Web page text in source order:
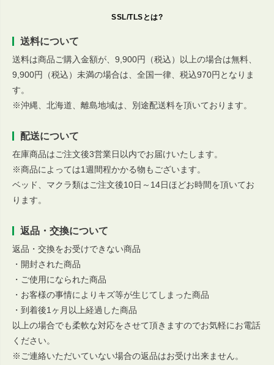
SSL/TLSとは?
送料について
送料は商品ご購入金額が、9,900円（税込）以上の場合は無料、
9,900円（税込）未満の場合は、全国一律、税込970円となりま
す。
※沖縄、北海道、離島地域は、別途配送料を頂いております。
配送について
在庫商品はご注文後3営業日以内でお届けいたします。
※商品によっては1週間程かかる物もございます。
ベッド、マクラ類はご注文後10日～14日ほどお時間を頂いてお
ります。
返品・交換について
返品・交換をお受けできない商品
・開封された商品
・ご使用になられた商品
・お客様の事情によりキズ等が生じてしまった商品
・到着後1ヶ月以上経過した商品
以上の場合でも柔軟な対応をさせて頂きますのでお気軽にお電話
ください。
※ご連絡いただいていない場合の返品はお受け出来ません。